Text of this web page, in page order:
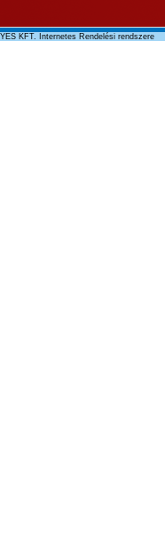
YES KFT. Internetes Rendelési rendszere